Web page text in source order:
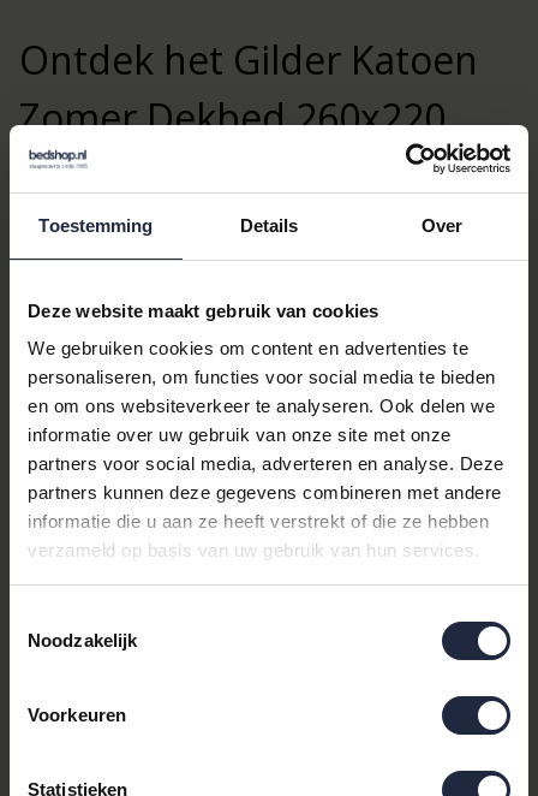
Toestemming Details Over
Deze website maakt gebruik van cookies
We gebruiken cookies om content en advertenties te
personaliseren, om functies voor social media te bieden
en om ons websiteverkeer te analyseren. Ook delen we
informatie over uw gebruik van onze site met onze
partners voor social media, adverteren en analyse. Deze
partners kunnen deze gegevens combineren met andere
informatie die u aan ze heeft verstrekt of die ze hebben
verzameld op basis van uw gebruik van hun services.
Noodzakelijk
Voorkeuren
Statistieken
Ontdek het Gilder Katoen
Zomer Dekbed 260x220
HetGilder Katoen Zomer Dekbed 260x220
is de perfecte
keuze voor wie op zoek is naar ultiem comfort tijdens warme
zomernachten. Dit dekbed, afkomstig van het gerenommeerde
, is speciaal ontworpen om je koel en comfortabel
Waarom kiezen voor het Gilder
Katoen Zomer Dekbed?
Het Gilder Katoen Zomer Dekbed biedt een unieke combinatie
van ademend vermogen en zachtheid. Dankzij het gebruik van
hoogwaardig katoen als materiaal, zorgt dit dekbed voor een
uitstekende luchtcirculatie, waardoor je lichaamstemperatuur
gereguleerd blijft. Dit maakt het ideaal voor de zomermaanden,
wanneer eenzomerdekbed een must-have is.
Maat:260x220 cm
Categorieën:
Dekbedden
Naast het zomerdekbed, biedt Bedshop een breed scala aan